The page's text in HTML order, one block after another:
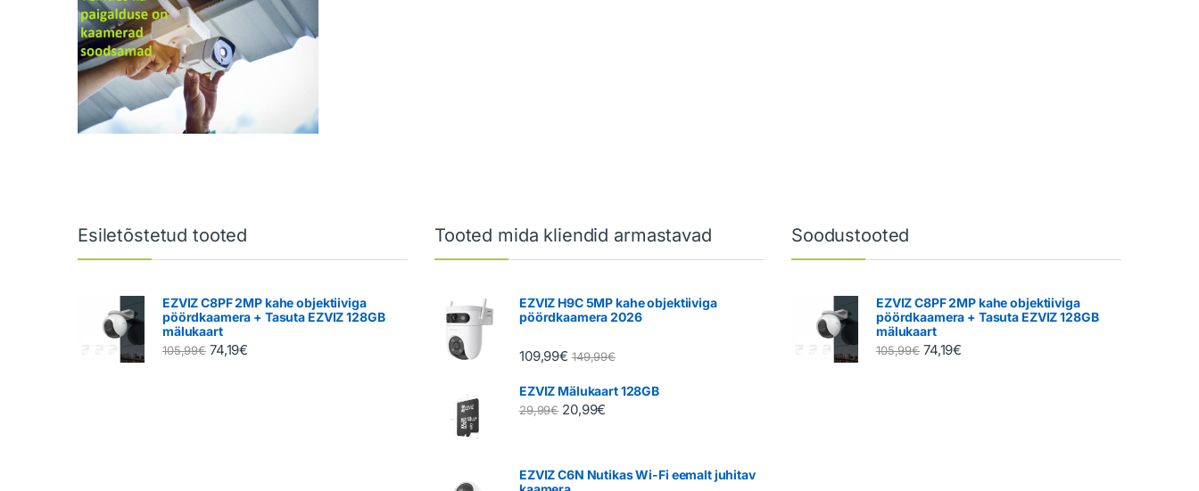
Brändide karussell
Esiletõstetud tooted
EZVIZ C8PF 2MP kahe objektiiviga
pöördkaamera + Tasuta EZVIZ 128GB
mälukaart
105,99€ 74,19€
Tooted mida kliendid armastavad
EZVIZ H9C 5MP kahe objektiiviga
pöördkaamera 2026
109,99€ 149,99€
EZVIZ Mälukaart 128GB
29,99€ 20,99€
EZVIZ C6N Nutikas Wi-Fi eemalt juhitav
Soodustooted
EZVIZ C8PF 2MP kahe objektiiviga
pöördkaamera + Tasuta EZVIZ 128GB
mälukaart
105,99€ 74,19€